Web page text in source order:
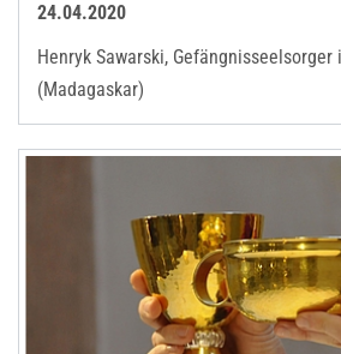
24.04.2020
Henryk Sawarski, Gefängnisseelsorger
(Madagaskar)